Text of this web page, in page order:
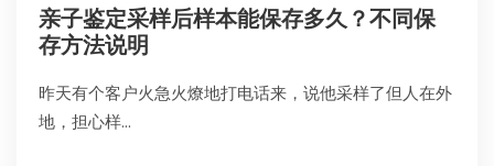
亲子鉴定采样后样本能保存多久？不同保
存方法说明
昨天有个客户火急火燎地打电话来，说他采样了但人在外
地，担心样...